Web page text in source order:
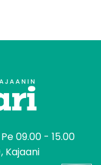
09.00 - 15.00
Kajaani